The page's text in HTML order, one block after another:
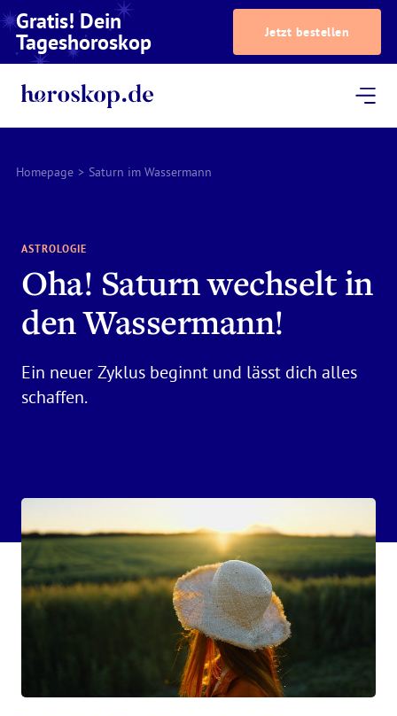
Gratis! Dein
Tageshoroskop Jetzt bestellen
Homepage > Saturn im Wassermann
ASTROLOGIE
Oha! Saturn wechselt in
den Wassermann!
Ein neuer Zyklus beginnt und lässt dich alles
schaffen.